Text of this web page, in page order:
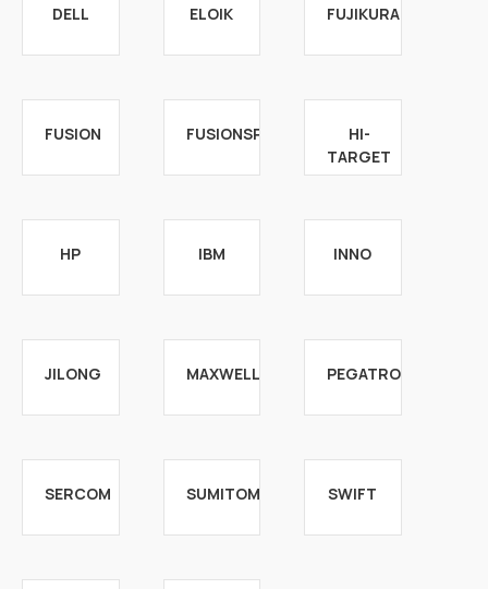
DELL ELOIK FUJIKURA
FUSION FUSIONSPLICERS
HI-
TARGET
HP IBM INNO
JILONG MAXWELL PEGATRON
SERCOM SUMITOMO SWIFT